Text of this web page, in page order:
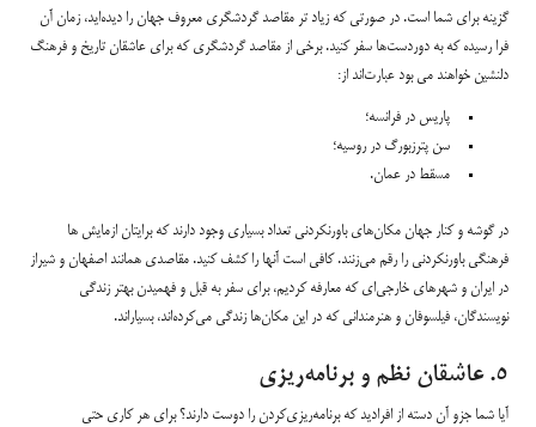
گزینه برای شما است. در صورتی که زیاد تر مقاصد گردشگری معروف جهان را دیده‌اید، زمان آن
فرا رسیده که به دوردست‌ها سفر کنید. برخی از مقاصد گردشگری که برای عاشقان تاریخ و فرهنگ
دلنشین خواهند می بود عبارت‌اند از:
پاریس در فرانسه؛
سن پترزبورگ در روسیه؛
مسقط در عمان.
در گوشه و کنار جهان مکان‌های باورنکردنی تعداد بسیاری وجود دارند که برایتان ازمایش ها
فرهنگی باورنکردنی را رقم می‌زنند. کافی است آنها را کشف کنید. مقاصدی همانند اصفهان و شیراز
در ایران و شهرهای خارجی‌ای که معارفه کردیم، برای سفر به قبل و فهمیدن بهتر زندگی
نویسندگان، فیلسوفان و هنرمندانی که در این مکان‌ها زندگی می‌کرده‌اند، بسیار‌اند.
۵. عاشقان نظم و برنامه‌ریزی
آیا شما جزو آن دسته از افرادید که برنامه‌ریزی‌کردن را دوست دارند؟ برای هر کاری حتی